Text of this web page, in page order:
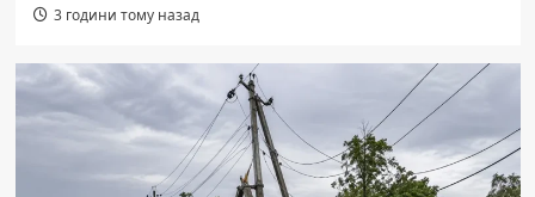
3 години тому назад